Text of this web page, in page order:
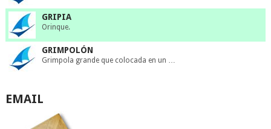
GRIPIA
Orinque.
GRIMPOLÓN
Grimpola grande que colocada en un …
EMAIL